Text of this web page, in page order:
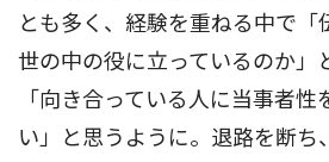
とも多く、経験を重ねる中で「
世の中の役に立っているのか」
「向き合っている人に当事者性
い」と思うように。退路を断ち